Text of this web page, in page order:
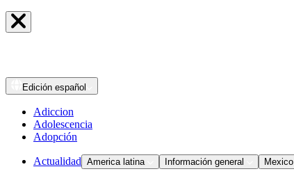
Edición español
Adiccion
Adolescencia
Adopción
Actualidad America latina Información general Mexico